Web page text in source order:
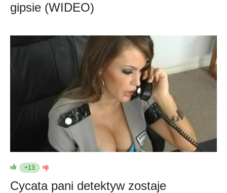
gipsie (WIDEO)
+13
Cycata pani detektyw zostaje